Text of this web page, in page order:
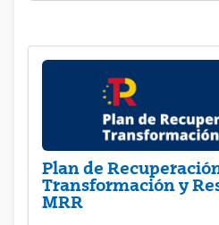
Plan de
Transformación y
MRR